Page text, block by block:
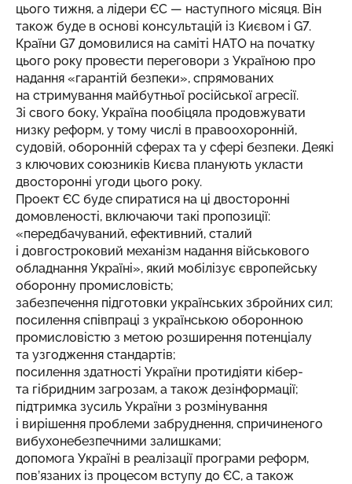
цього тижня, а лідери ЄС — наступного місяця. Він
також буде в основі консультацій із Києвом і G7.
Країни G7 домовилися на саміті НАТО на початку
цього року провести переговори з Україною про
надання «гарантій безпеки», спрямованих
на стримування майбутньої російської агресії.
Зі свого боку, Україна пообіцяла продовжувати
низку реформ, у тому числі в правоохоронній,
судовій, оборонній сферах та у сфері безпеки. Деякі
з ключових союзників Києва планують укласти
двосторонні угоди цього року.
Проект ЄС буде спиратися на ці двосторонні
домовленості, включаючи такі пропозиції:
«передбачуваний, ефективний, сталий
і довгостроковий механізм надання військового
обладнання Україні», який мобілізує європейську
оборонну промисловість;
забезпечення підготовки українських збройних сил;
посилення співпраці з українською оборонною
промисловістю з метою розширення потенціалу
та узгодження стандартів;
посилення здатності України протидіяти кібер-
та гібридним загрозам, а також дезінформації;
підтримка зусиль України з розмінування
і вирішення проблеми забруднення, спричиненого
вибухонебезпечними залишками;
допомога Україні в реалізації програми реформ,
пов’язаних із процесом вступу до ЄС, а також